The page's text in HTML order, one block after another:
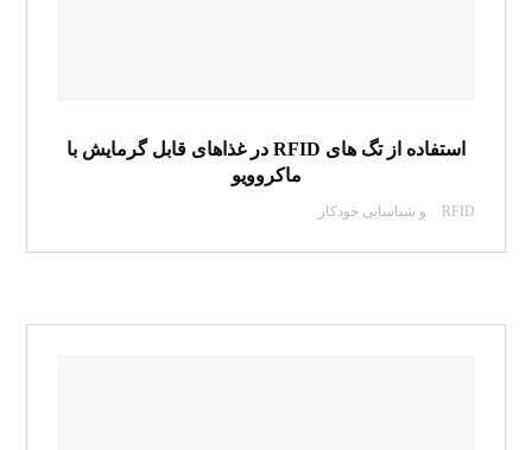
استفاده از تگ های RFID در غذاهای قابل گرمایش با
ماکروویو
RFID و شناسایی خودکار